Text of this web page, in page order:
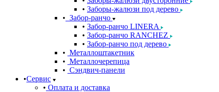
Заборы-жалюзи под дерево
Забор-ранчо
Забор-ранчо LINERA
Забор-ранчо RANCHEZ
Забор-ранчо под дерево
Металлоштакетник
Металлочерепица
Сэндвич-панели
Сервис
Оплата и доставка